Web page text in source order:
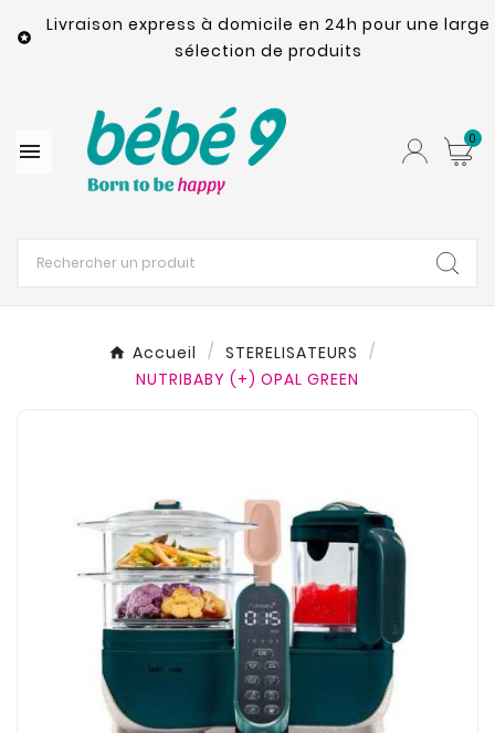

Livraison express à domicile en 24h pour une large
sélection de produits
 0
Accueil
STERELISATEURS
NUTRIBABY (+) OPAL GREEN